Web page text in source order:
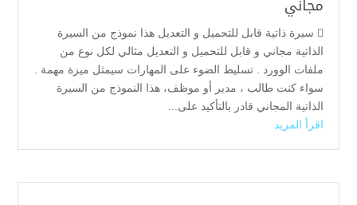
مجاني
 سيرة ذاتية قابل للتحميل و التعديل هذا نموذج من السيرة
الذاتية مجاني و قابل للتحميل و التعديل مثالي لكل نوع من
ملفات الوورد . تسليط الضوء على المهارات سيمثل ميزة مهمة .
سواء كنت طالب ، مدير أو موظف، هذا النموذج من السيرة
الذاتية المجاني قادر بالتأكيد على...
اقرأ المزيد